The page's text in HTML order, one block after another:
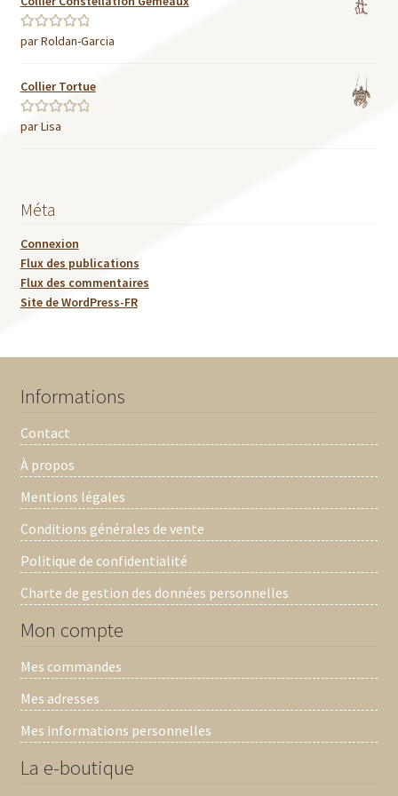
Note5sur 5
par Roldan-Garcia
Collier Tortue
Note5sur 5
par Lisa
Méta
Connexion
Flux des publications
Flux des commentaires
Site de WordPress-FR
Informations
Contact
À propos
Mentions légales
Conditions générales de vente
Politique de confidentialité
Charte de gestion des données personnelles
Mon compte
Mes commandes
Mes adresses
Mes informations personnelles
La e-boutique